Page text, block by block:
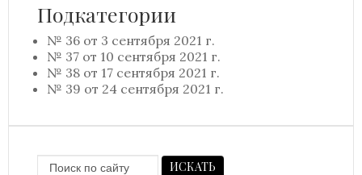
Подкатегории
№ 36 от 3 сентября 2021 г.
№ 37 от 10 сентября 2021 г.
№ 38 от 17 сентября 2021 г.
№ 39 от 24 сентября 2021 г.
ИСКАТЬ